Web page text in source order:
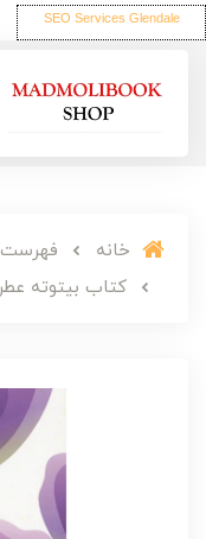
SEO Services Glendale
خانه
کتاب بیتوته